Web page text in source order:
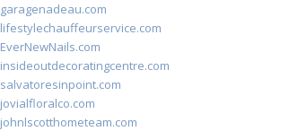
garagenadeau.com
lifestylechauffeurservice.com
EverNewNails.com
insideoutdecoratingcentre.com
salvatoresinpoint.com
jovialfloralco.com
johnlscotthometeam.com